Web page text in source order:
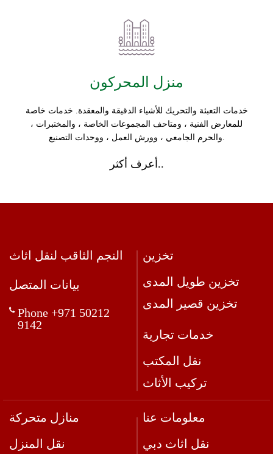
منزل المحركون
خدمات التعبئة والتحريك للأشياء الدقيقة والمعقدة. خدمات خاصة
للمعارض الفنية ، ومتاحف المجموعات الخاصة ، والمختبرات ،
والحرم الجامعي ، وورش العمل ، ووحدات التصنيع.
أعرف أكثر..
النجم الثاقب لنقل اثاث
بيانات المتصل
Phone +971 50212
9142
تخزين
تخزين طويل المدى
تخزين قصير المدى
خدمات تجارية
نقل المكتب
تركيب الأثاث
منازل متحركة
نقل المنزل
معلومات عنا
نقل اثاث دبي